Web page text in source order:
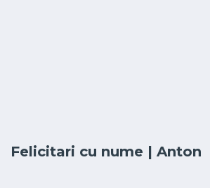
Felicitari cu nume | Anton